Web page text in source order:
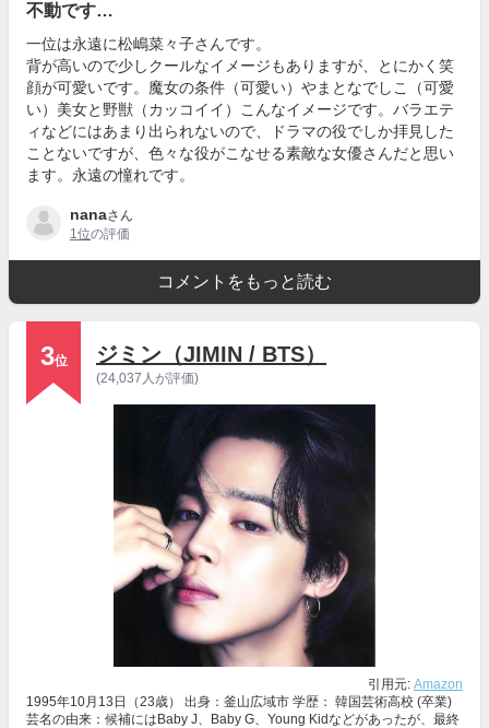
不動です…
一位は永遠に松嶋菜々子さんです。
背が高いので少しクールなイメージもありますが、とにかく笑
顔が可愛いです。魔女の条件（可愛い）やまとなでしこ（可愛
い）美女と野獣（カッコイイ）こんなイメージです。バラエテ
ィなどにはあまり出られないので、ドラマの役でしか拝見した
ことないですが、色々な役がこなせる素敵な女優さんだと思い
ます。永遠の憧れです。
nanaさん
1位の評価
コメントをもっと読む
3位 ジミン（JIMIN / BTS）
(24,037人が評価)
引用元: Amazon
1995年10月13日（23歳） 出身：釜山広域市 学歴： 韓国芸術高校 (卒業)
芸名の由来：候補にはBaby J、Baby G、Young Kidなどがあったが、最終